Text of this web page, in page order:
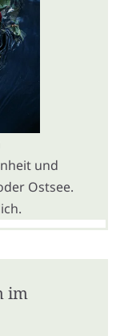
und
Ostsee.
im